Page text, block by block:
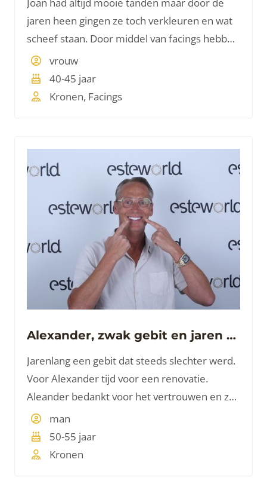
jaren heen gingen ze toch verkleuren en wat
scheef staan. Door middel van facings hebben
we haar de witte lach die haar zo mooi staat
terug gegeven.
vrouw
40-45 jaar
Kronen, Facings
Alexander, zwak gebit en jaren gerookt
Jarenlang een gebit dat steeds slechter werd.
Voor Alexander tijd voor een renovatie.
Aleander bedankt voor het vertrouwen en zo
mooi om te zien hoe blij je was na de
behandeling.
man
50-55 jaar
Kronen